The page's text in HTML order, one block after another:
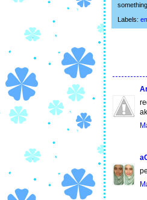
Labels: